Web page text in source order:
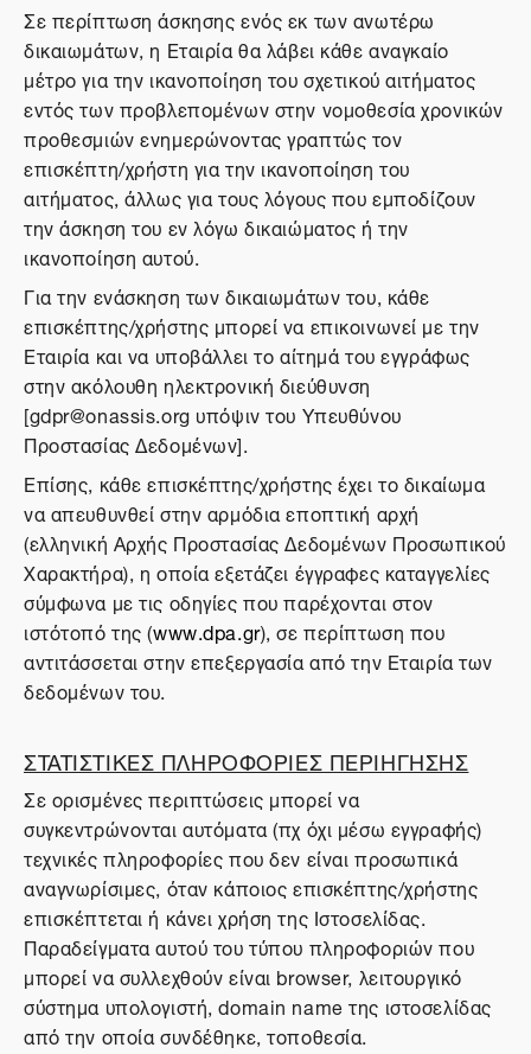
Σε περίπτωση άσκησης ενός εκ των ανωτέρω
δικαιωμάτων, η Εταιρία θα λάβει κάθε αναγκαίο
μέτρο για την ικανοποίηση του σχετικού αιτήματος
εντός των προβλεπομένων στην νομοθεσία χρονικών
προθεσμιών ενημερώνοντας γραπτώς τον
επισκέπτη/χρήστη για την ικανοποίηση του
αιτήματος, άλλως για τους λόγους που εμποδίζουν
την άσκηση του εν λόγω δικαιώματος ή την
ικανοποίηση αυτού.
Για την ενάσκηση των δικαιωμάτων του, κάθε
επισκέπτης/χρήστης μπορεί να επικοινωνεί με την
Εταιρία και να υποβάλλει το αίτημά του εγγράφως
στην ακόλουθη ηλεκτρονική διεύθυνση
[gdpr@onassis.org υπόψιν του Υπευθύνου
Προστασίας Δεδομένων].
Επίσης, κάθε επισκέπτης/χρήστης έχει το δικαίωμα
να απευθυνθεί στην αρμόδια εποπτική αρχή
(ελληνική Αρχής Προστασίας Δεδομένων Προσωπικού
Χαρακτήρα), η οποία εξετάζει έγγραφες καταγγελίες
σύμφωνα με τις οδηγίες που παρέχονται στον
ιστότοπό της (www.dpa.gr), σε περίπτωση που
αντιτάσσεται στην επεξεργασία από την Εταιρία των
δεδομένων του.
ΣΤΑΤΙΣΤΙΚΕΣ ΠΛΗΡΟΦΟΡΙΕΣ ΠΕΡΙΗΓΗΣΗΣ
Σε ορισμένες περιπτώσεις μπορεί να
συγκεντρώνονται αυτόματα (πχ όχι μέσω εγγραφής)
τεχνικές πληροφορίες που δεν είναι προσωπικά
αναγνωρίσιμες, όταν κάποιος επισκέπτης/χρήστης
επισκέπτεται ή κάνει χρήση της Ιστοσελίδας.
Παραδείγματα αυτού του τύπου πληροφοριών που
μπορεί να συλλεχθούν είναι browser, λειτουργικό
σύστημα υπολογιστή, domain name της ιστοσελίδας
από την οποία συνδέθηκε, τοποθεσία.